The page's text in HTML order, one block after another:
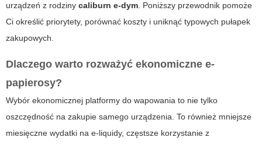
urządzeń z rodziny caliburn e-dym. Poniższy przewodnik pomoże
Ci określić priorytety, porównać koszty i uniknąć typowych pułapek
zakupowych.
Dlaczego warto rozważyć ekonomiczne e-
papierosy?
Wybór ekonomicznej platformy do wapowania to nie tylko
oszczędność na zakupie samego urządzenia. To również mniejsze
miesięczne wydatki na e-liquidy, częstsze korzystanie z